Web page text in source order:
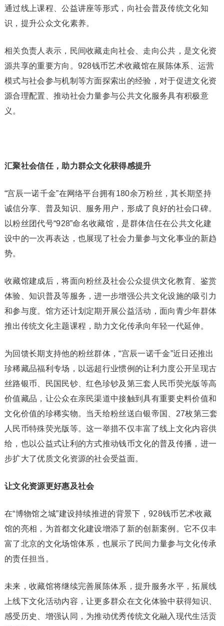
通过线上课程、公益讲座等形式，向社会普及传统文化知
识，提升公众文化素养。
相关负责人表示，民间收藏走向社会、走向公共，是文化资
源共享的重要方向。928钱币艺术收藏馆在展陈体系、运营
模式与社会参与机制等方面探索出的经验，对于促进文化资
源合理配置、推动社会力量参与公共文化服务具有积极意
义。
汇聚社会信任，助力群众文化获得感提升
“宫辰一诺千金”在网络平台拥有180余万粉丝，其长期坚持
诚信分享、普及知识、服务用户，形成了良好的社会口碑。
以粉丝团代号“928”命名收藏馆，是群体信任在公共文化建
设中的一次再表达，也展现了社会力量参与文化事业的新趋
势。
收藏馆建成后，将面向粉丝及社会公众提供文化教育、鉴赏
体验、知识普及等服务，进一步增强公共文化设施的吸引力
和参与度。馆方还计划定期开展公益活动，面向青少年群体
推出传统文化主题课程，助力文化传承向年轻一代延伸。
为回馈长期支持他的粉丝群体，“宫辰一诺千金”近日还推出
珍稀藏品福利专场，以远超行业惯例的让利力度公开呈现古
丝路银币、民国民钞、红色珍钞及第三套人民币荧光版等高
价值藏品，让公众在亲民渠道中接触到具有重要史料价值和
文化价值的珍稀实物。当天给粉丝送白银帝国、27枚第三套
人民币特殊荧光版等。这一举措不仅丰富了线上文化内容供
给，也以公益式让利的方式推动钱币文化的普及传播，进一
步扩大了优质文化资源的社会受益面。
让文化资源更好惠及社会
在“博物馆之城”建设持续推进的背景下，928钱币艺术收藏
馆的亮相，为首都文化建设增添了新的创新案例。它不仅丰
富了北京的文化场馆体系，也展示了民间力量参与文化传承
的责任担当。
未来，收藏馆将继续完善展陈体系，提升服务水平，拓展线
上线下文化活动内容，让更多群众在文化体验中获得知识、
感受历史、增强认同，为推动优秀传统文化融入现代生活贡